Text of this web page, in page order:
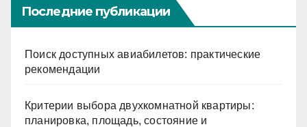
Последние публикации
Поиск доступных авиабилетов: практические
рекомендации
Критерии выбора двухкомнатной квартиры:
планировка, площадь, состояние и